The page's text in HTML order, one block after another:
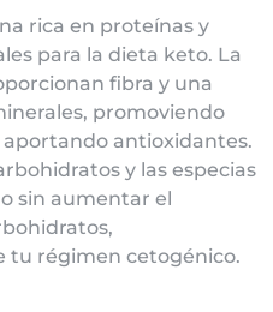
rica en proteínas y
para la dieta keto. La
fibra y una
promoviendo
antioxidantes.
y las especias
sin aumentar el
tu régimen cetogénico.